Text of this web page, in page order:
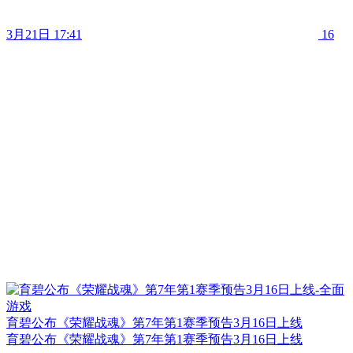
3月21日 17:41 16
育碧公布《荣耀战魂》第7年第1赛季预告3月16日上线
育碧公布《荣耀战魂》第7年第1赛季预告3月16日上线